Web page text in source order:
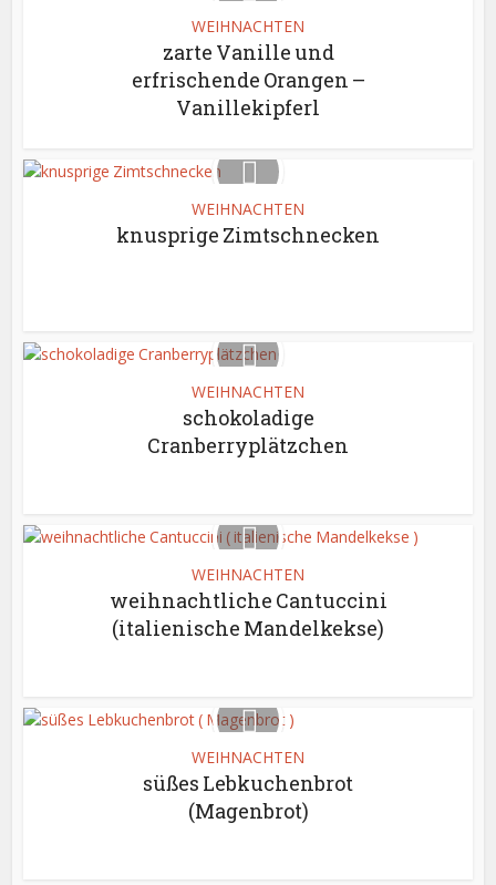
WEIHNACHTEN
zarte Vanille und
erfrischende Orangen –
Vanillekipferl
WEIHNACHTEN
knusprige Zimtschnecken
WEIHNACHTEN
schokoladige
Cranberryplätzchen
WEIHNACHTEN
weihnachtliche Cantuccini
(italienische Mandelkekse)
WEIHNACHTEN
süßes Lebkuchenbrot
(Magenbrot)